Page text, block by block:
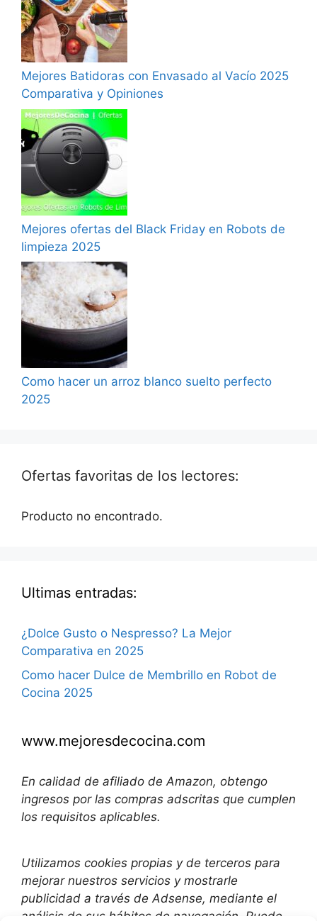
Mejores Batidoras con Envasado al Vacío 2025
Comparativa y Opiniones
Mejores ofertas del Black Friday en Robots de
limpieza 2025
Como hacer un arroz blanco suelto perfecto
2025
Ofertas favoritas de los lectores:
Producto no encontrado.
Ultimas entradas:
¿Dolce Gusto o Nespresso? La Mejor
Comparativa en 2025
Como hacer Dulce de Membrillo en Robot de
Cocina 2025
www.mejoresdecocina.com
En calidad de afiliado de Amazon, obtengo
ingresos por las compras adscritas que cumplen
los requisitos aplicables.
Utilizamos cookies propias y de terceros para
mejorar nuestros servicios y mostrarle
publicidad a través de Adsense, mediante el
análisis de sus hábitos de navegación. Puede